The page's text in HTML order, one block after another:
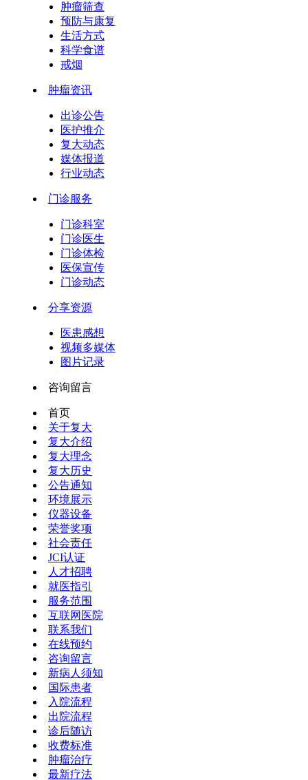
肿瘤筛查
预防与康复
生活方式
科学食谱
戒烟
肿瘤资讯
出诊公告
医护推介
复大动态
媒体报道
行业动态
门诊服务
门诊科室
门诊医生
门诊体检
医保宣传
门诊动态
分享资源
医患感想
视频多媒体
图片记录
咨询留言
首页
关于复大
复大介绍
复大理念
复大历史
公告通知
环境展示
仪器设备
荣誉奖项
社会责任
JCI认证
人才招聘
就医指引
服务范围
互联网医院
联系我们
在线预约
咨询留言
新病人须知
国际患者
入院流程
出院流程
诊后随访
收费标准
肿瘤治疗
最新疗法